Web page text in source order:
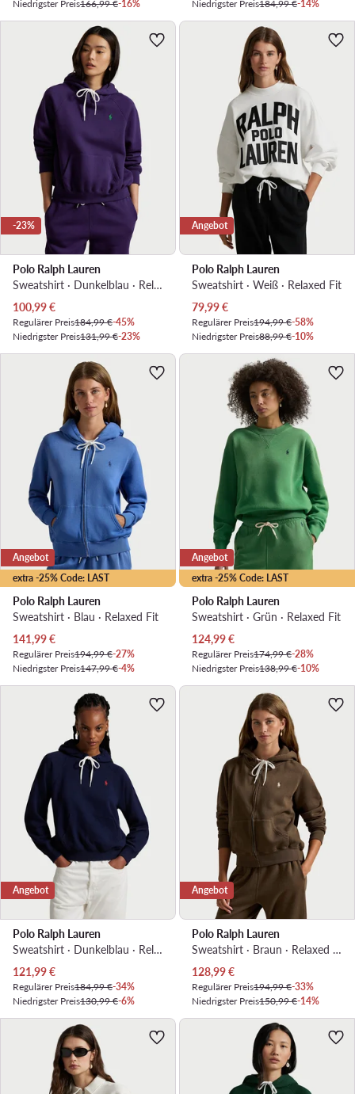
Niedrigster Preis166,99 €-16%
Niedrigster Preis184,99 €-14%
-23%
Polo Ralph Lauren
Sweatshirt · Dunkelblau · Relaxed Fit
Aktueller Preis
100,99€
Regulärer Preis184,99 €-45%
Niedrigster Preis131,99 €-23%
Angebot
Polo Ralph Lauren
Sweatshirt · Weiß · Relaxed Fit
Aktueller Preis
79,99€
Regulärer Preis194,99 €-58%
Niedrigster Preis88,99 €-10%
extra -25% Code: LAST
Angebot
Polo Ralph Lauren
Sweatshirt · Blau · Relaxed Fit
Aktueller Preis
141,99€
Regulärer Preis194,99 €-27%
Niedrigster Preis147,99 €-4%
extra -25% Code: LAST
Angebot
Polo Ralph Lauren
Sweatshirt · Grün · Relaxed Fit
Aktueller Preis
124,99€
Regulärer Preis174,99 €-28%
Niedrigster Preis138,99 €-10%
Angebot
Polo Ralph Lauren
Sweatshirt · Dunkelblau · Relaxed Fit
Aktueller Preis
121,99€
Regulärer Preis184,99 €-34%
Niedrigster Preis130,99 €-6%
Angebot
Polo Ralph Lauren
Sweatshirt · Braun · Relaxed Fit
Aktueller Preis
128,99€
Regulärer Preis194,99 €-33%
Niedrigster Preis150,99 €-14%